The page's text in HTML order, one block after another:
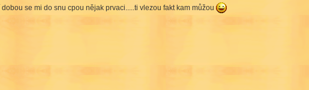
se mi do snu cpou nějak prvaci.....ti vlezou fakt kam můžou